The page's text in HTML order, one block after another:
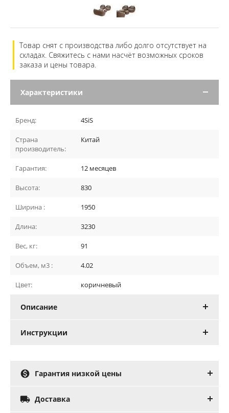
Товар снят с производства либо долго отсутствует на
складах. Свяжитесь с нами насчёт возможных сроков
заказа и цены товара.
Характеристики
Бренд: 4SiS
Страна
производитель:
Китай
Гарантия: 12 месяцев
Высота: 830
Ширина : 1950
Длина: 3230
Вес, кг: 91
Объем, м3 : 4.02
Цвет: коричневый
Описание
Инструкции
 Гарантия низкой цены
 Доставка